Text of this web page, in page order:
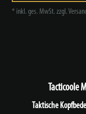
* inkl. ges. MwSt. zzgl.
Tacticoole
Taktische